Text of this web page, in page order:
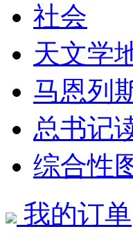
社会
天文学
马恩列
总书记
综合性
我的订单